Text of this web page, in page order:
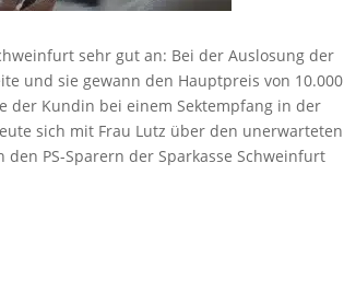
sehr gut an: Bei der Auslosung der
und sie gewann den Hauptpreis von 10.000
der Kundin bei einem Sektempfang in der
sich mit Frau Lutz über den unerwarteten
den PS-Sparern der Sparkasse Schweinfurt